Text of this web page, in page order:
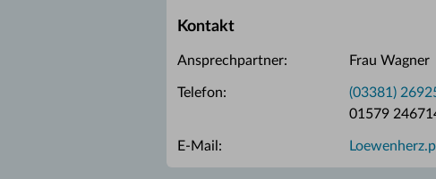
Kontakt
Ansprechpartner: Frau Wagner
Telefon:
(03381)
01579
E-Mail: